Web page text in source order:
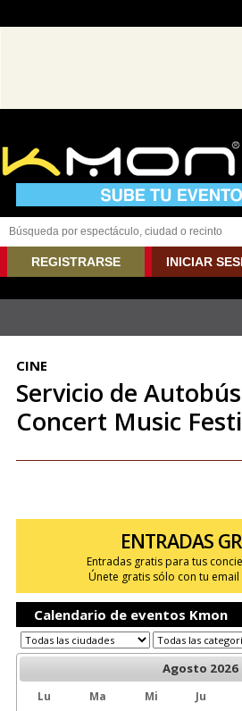
REGISTRARSE INICIAR
CINE
Servicio de
Concert Music
ENTRADAS
Entradas gratis para tus
Únete gratis sólo con tu email
Calendario de eventos Kmon
Agosto 2026
Lu Ma Mi Ju